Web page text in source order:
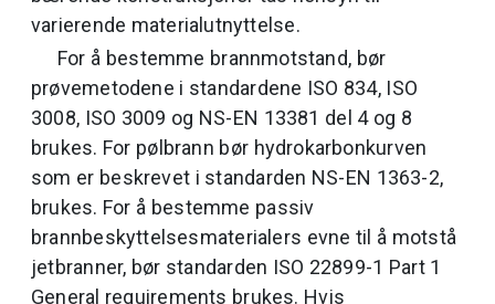
varierende materialutnyttelse.
For å bestemme brannmotstand, bør
prøvemetodene i standardene ISO 834, ISO
3008, ISO 3009 og NS-EN 13381 del 4 og 8
brukes. For pølbrann bør hydrokarbonkurven
som er beskrevet i standarden NS-EN 1363-2,
brukes. For å bestemme passiv
brannbeskyttelsesmaterialers evne til å motstå
jetbranner, bør standarden ISO 22899-1 Part 1
General requirements brukes. Hvis